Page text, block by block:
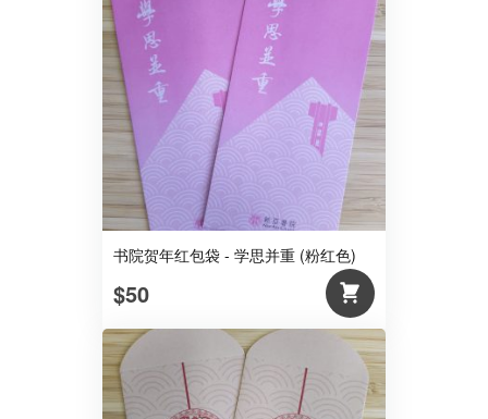
书院贺年红包袋 - 学思并重 (粉红色)
$50